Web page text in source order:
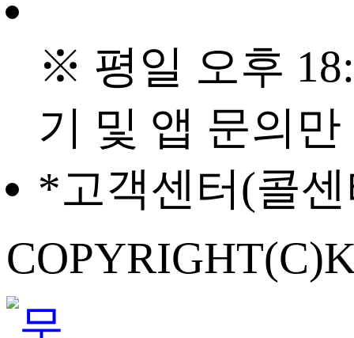
※ 평일 오후
기 및 앱 문의
*고객센터(콜